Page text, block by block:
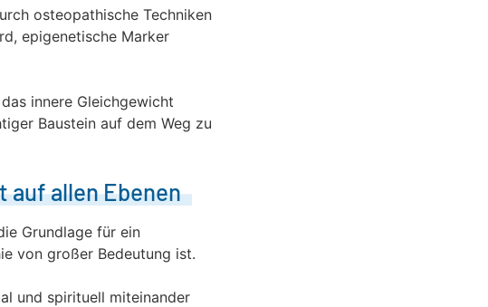
osteopathische Techniken
epigenetische Marker
innere Gleichgewicht
Baustein auf dem Weg zu
auf allen Ebenen
Grundlage für ein
von großer Bedeutung ist.
und spirituell miteinander